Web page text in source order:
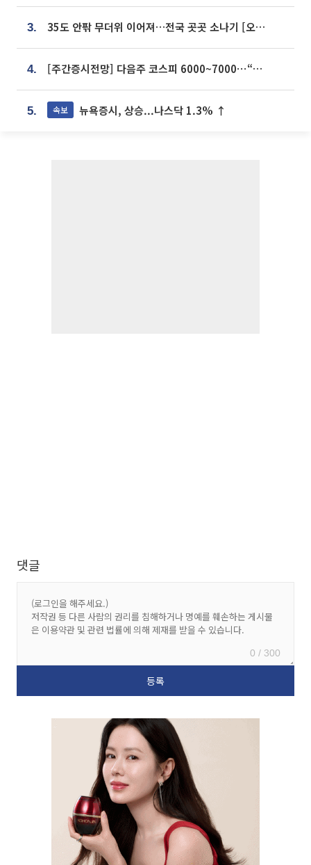
3. 35도 안팎 무더위 이어져…전국 곳곳 소나기 [오늘 날씨]
4. [주간증시전망] 다음주 코스피 6000~7000⋯“外人 수급은 정책이 변수”
5. 속보 뉴욕증시, 상승...나스닥 1.3% ↑
댓글
0 / 300